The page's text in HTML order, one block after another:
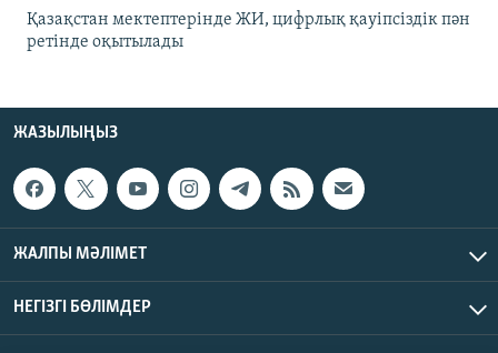
Қазақстан мектептерінде ЖИ, цифрлық қауіпсіздік пән
ретінде оқытылады
ЖАЗЫЛЫҢЫЗ
ЖАЛПЫ МӘЛІМЕТ
НЕГІЗГІ БӨЛІМДЕР